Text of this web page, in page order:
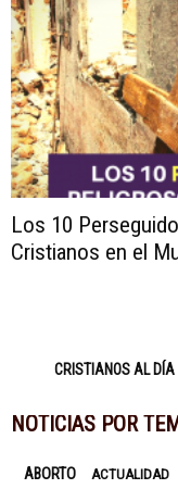
Los 10
Cristianos en el
CRISTIANOS AL DÍA
NOTICIAS POR
ABORTO ACTUALIDAD